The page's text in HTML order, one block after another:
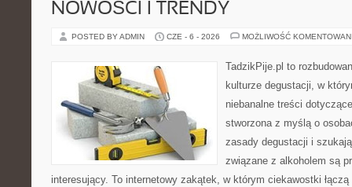
NOWOŚCI I TRENDY
POSTED BY ADMIN CZE - 6 - 2026 MOŻLIWOŚĆ
TadzikPije.pl to
kulturze degustacji, w
niebanalne treści
stworzona z myślą o
zasady degustacji i
związane z alkoholem są
interesujący. To internetowy zakątek, w którym ciekawostki